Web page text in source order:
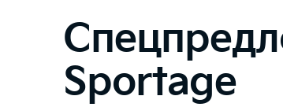
Sportage